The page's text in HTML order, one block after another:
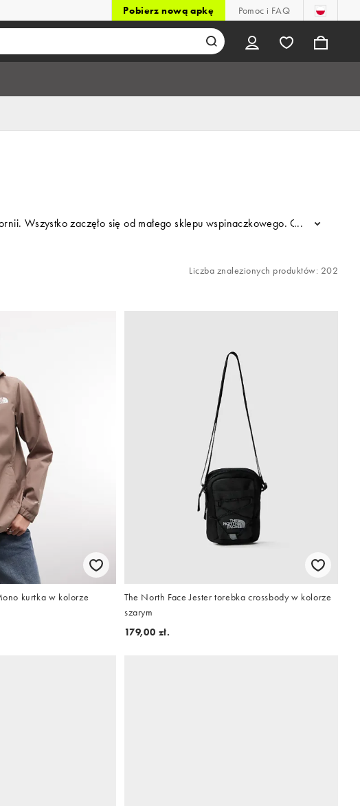
Pobierz nową apkę Pomoc i FAQ
Wszystko zaczęło się od małego sklepu wspinaczkowego. Od tego
...
Liczba znalezionych produktów: 202
kurtka w kolorze
The North Face Jester torebka crossbody w kolorze
szarym
179,00 zł.